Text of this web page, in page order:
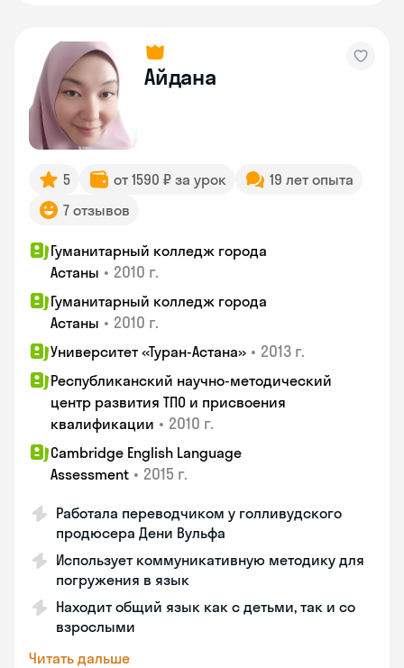
Айдана
5 от 1590 ₽ за урок
19 лет опыта
7 отзывов
Гуманитарный колледж города
Астаны • 2010 г.
Гуманитарный колледж города
Астаны • 2010 г.
Университет «Туран-Астана» • 2013 г.
Республиканский научно-методический
центр развития ТПО и присвоения
квалификации • 2010 г.
Cambridge English Language
Assessment • 2015 г.
Работала переводчиком у голливудского
продюсера Дени Вульфа
Использует коммуникативную методику для
погружения в язык
Находит общий язык как с детьми, так и со
взрослыми
Читать дальше